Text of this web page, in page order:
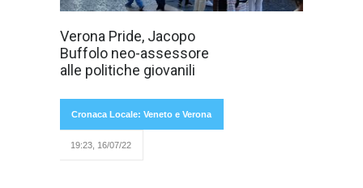
Verona Pride, Jacopo
Buffolo neo-assessore
alle politiche giovanili
Cronaca Locale: Veneto e Verona
19:23, 16/07/22